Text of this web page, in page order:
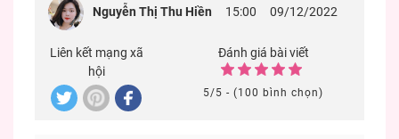
Nguyễn Thị Thu Hiền 15:00 09/12/2022
Liên kết mạng xã
hội
Đánh giá bài viết
5/5 - (100 bình chọn)